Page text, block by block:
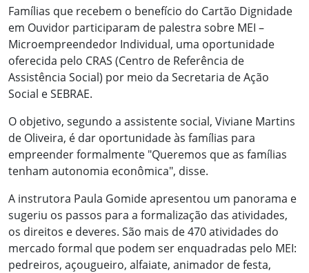
Famílias que recebem o benefício do Cartão Dignidade
em Ouvidor participaram de palestra sobre MEI –
Microempreendedor Individual, uma oportunidade
oferecida pelo CRAS (Centro de Referência de
Assistência Social) por meio da Secretaria de Ação
Social e SEBRAE.
O objetivo, segundo a assistente social, Viviane Martins
de Oliveira, é dar oportunidade às famílias para
empreender formalmente "Queremos que as famílias
tenham autonomia econômica", disse.
A instrutora Paula Gomide apresentou um panorama e
sugeriu os passos para a formalização das atividades,
os direitos e deveres. São mais de 470 atividades do
mercado formal que podem ser enquadradas pelo MEI:
pedreiros, açougueiro, alfaiate, animador de festa,